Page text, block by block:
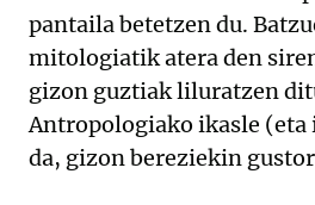
pantaila betetzen du.
mitologiatik atera den
gizon guztiak liluratzen
Antropologiako ikasle
da, gizon bereziekin